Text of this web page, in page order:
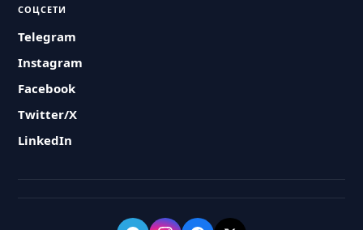
СОЦСЕТИ
Telegram
Instagram
Facebook
Twitter/X
LinkedIn